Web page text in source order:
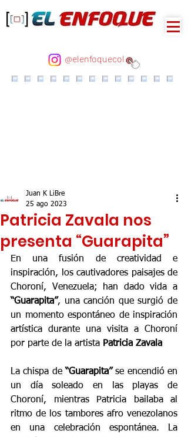
@elenfoquecol
Patricia Zavala nos
presenta “Guarapita”
Juan K LiBre
25 ago 2023
En una fusión de creatividad e
inspiración, los cautivadores paisajes de
“Guarapita”, una canción que surgió de
un momento espontáneo de inspiración
artística durante una visita a Choroní
por parte de la artista Patricia Zavala
La chispa de “Guarapita” se encendió en
un día soleado en las playas de
Choroní, mientras Patricia bailaba al
ritmo de los tambores afro venezolanos
en una celebración espontánea. La